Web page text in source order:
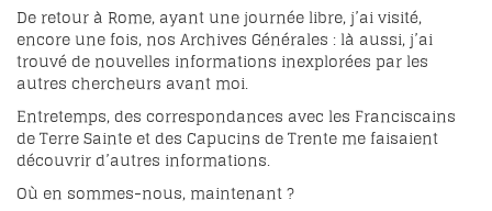
De retour à Rome, ayant une journée libre, j’ai visité,
encore une fois, nos Archives Générales : là aussi, j’ai
trouvé de nouvelles informations inexplorées par les
autres chercheurs avant moi.
Entretemps, des correspondances avec les Franciscains
de Terre Sainte et des Capucins de Trente me faisaient
découvrir d’autres informations.
Où en sommes-nous, maintenant ?